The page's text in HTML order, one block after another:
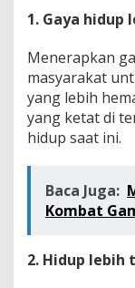
1. Gaya hidup
Menerapkan
masyarakat
yang lebih
yang ketat di
hidup saat ini.
Baca Juga:
Kombat
2. Hidup lebih